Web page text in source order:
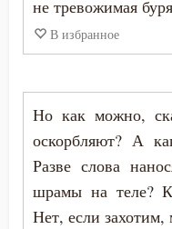
Порок
Последние
Похвала
Похоть
не тревожимая
В избранное
Но как можно,
оскорбляют? А
Разве слова
шрамы на теле?
Нет, если